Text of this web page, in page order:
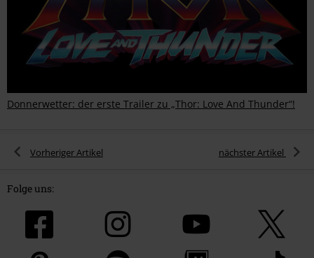
Donnerwetter: der erste Trailer zu „Thor: Love And Thunder“!
Vorheriger Artikel nächster Artikel
Folge uns: